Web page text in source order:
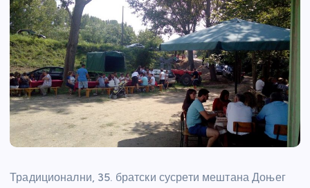
Традиционални, 35. братски сусрети мештана Доњег